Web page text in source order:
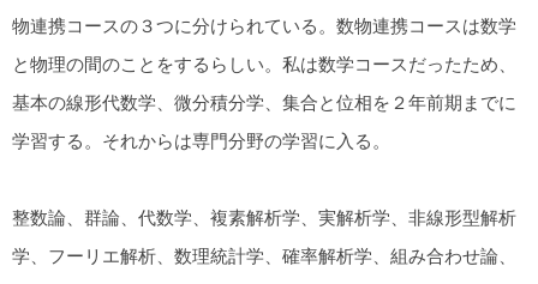
物連携コースの３つに分けられている。数物連携コースは数学
と物理の間のことをするらしい。私は数学コースだったため、
基本の線形代数学、微分積分学、集合と位相を２年前期までに
学習する。それからは専門分野の学習に入る。
整数論、群論、代数学、複素解析学、実解析学、非線形型解析
学、フーリエ解析、数理統計学、確率解析学、組み合わせ論、